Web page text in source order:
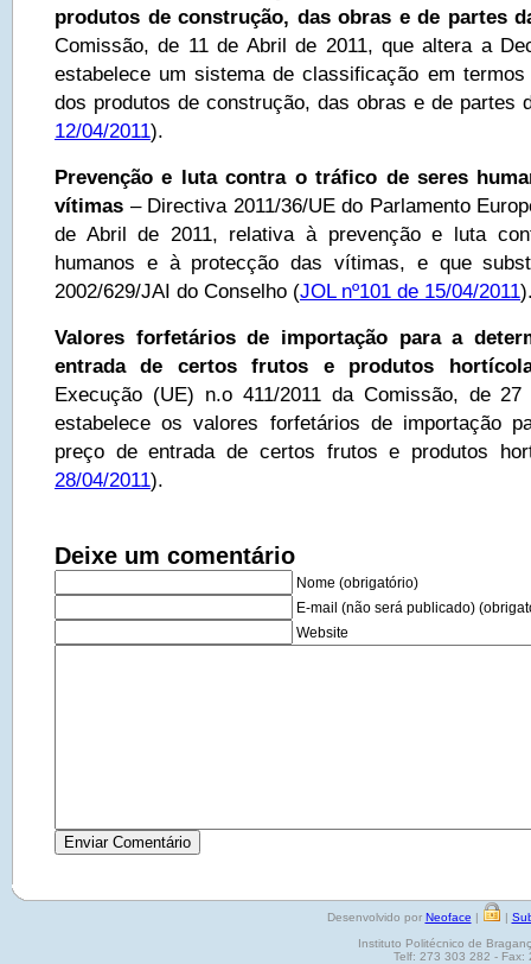
produtos de construção, das obras e de partes
Comissão, de 11 de Abril de 2011, que altera a
estabelece um sistema de classificação em
dos produtos de construção, das obras e de partes
12/04/2011).
Prevenção e luta contra o tráfico de seres
vítimas – Directiva 2011/36/UE do Parlamento
de Abril de 2011, relativa à prevenção e luta
humanos e à protecção das vítimas, e que
2002/629/JAI do Conselho (JOL nº101 de 15/04/2011
Valores forfetários de importação para a
entrada de certos frutos e produtos
Execução (UE) n.o 411/2011 da Comissão, de
estabelece os valores forfetários de importação
preço de entrada de certos frutos e produtos
28/04/2011).
Deixe um comentário
Nome (obrigatório)
E-mail (não será publicado)
Website
Desenvolvido por Neoface | |
Instituto Politécnico de
Telf: 273 303 282 - Fax: